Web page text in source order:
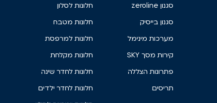
סגנון zeroline
סגנון בייסיק
מערכות מינימל
קירות מסך SKY
פתרונות הצללה
תריסים
חלונות לסלון
חלונות מטבח
חלונות למרפסת
חלונות מקלחת
חלונות לחדר שינה
חלונות לחדר ילדים